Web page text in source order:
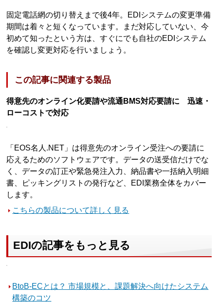
固定電話網の切り替えまで後4年。EDIシステムの変更準備
期間は着々と短くなっています。まだ対応していない、今
初めて知ったという方は、すぐにでも自社のEDIシステム
を確認し変更対応を行いましょう。
この記事に関連する製品
得意先のオンライン化要請や流通BMS対応要請に 迅速・
ローコストで対応
「EOS名人.NET」は得意先のオンライン受注への要請に
応えるためのソフトウェアです。データの送受信だけでな
く、データの訂正や緊急発注入力、納品書や一括納入明細
書、ピッキングリストの発行など、EDI業務全体をカバー
します。
こちらの製品について詳しく見る
EDIの記事をもっと見る
BtoB-ECとは？ 市場規模と、課題解決へ向けたシステム
構築のコツ